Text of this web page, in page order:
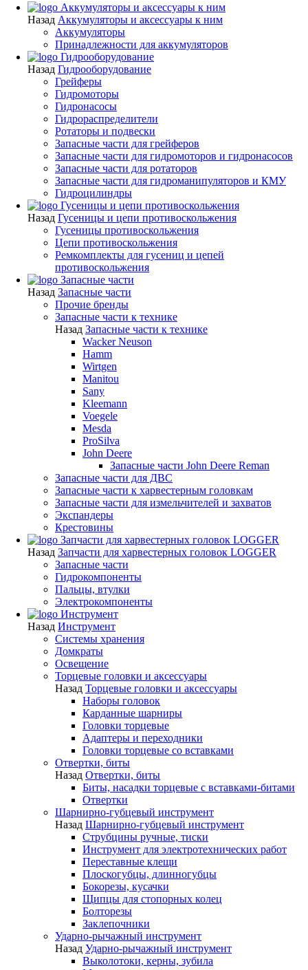
Аккумуляторы и аксессуары к ним
Назад Аккумуляторы и аксессуары к ним
Аккумуляторы
Принадлежности для аккумуляторов
Гидрооборудование
Назад Гидрооборудование
Грейферы
Гидромоторы
Гидронасосы
Гидрораспределители
Ротаторы и подвески
Запасные части для грейферов
Запасные части для гидромоторов и гидронасосов
Запасные части для ротаторов
Запасные части для гидроманипуляторов и КМУ
Гидроцилиндры
Гусеницы и цепи противоскольжения
Назад Гусеницы и цепи противоскольжения
Гусеницы противоскольжения
Цепи противоскольжения
Ремкомплекты для гусениц и цепей
противоскольжения
Запасные части
Назад Запасные части
Прочие бренды
Запасные части к технике
Назад Запасные части к технике
Wacker Neuson
Hamm
Wirtgen
Manitou
Sany
Kleemann
Voegele
Mesda
ProSilva
John Deere
Запасные части John Deere Reman
Запасные части для ДВС
Запасные части к харвестерным головкам
Запасные части для измельчителей и захватов
Экспандеры
Крестовины
Запчасти для харвестерных головок LOGGER
Назад Запчасти для харвестерных головок LOGGER
Запасные части
Гидрокомпоненты
Пальцы, втулки
Электрокомпоненты
Инструмент
Назад Инструмент
Системы хранения
Домкраты
Освещение
Торцевые головки и аксессуары
Назад Торцевые головки и аксессуары
Наборы головок
Карданные шарниры
Головки торцевые
Адаптеры и переходники
Головки торцевые со вставками
Отвертки, биты
Назад Отвертки, биты
Биты, насадки торцевые с вставками-битами
Отвертки
Шарнирно-губцевый инструмент
Назад Шарнирно-губцевый инструмент
Струбцины ручные, тиски
Инструмент для электротехнических работ
Переставные клещи
Плоскогубцы, длинногубцы
Бокорезы, кусачки
Щипцы для стопорных колец
Болторезы
Заклепочники
Ударно-рычажный инструмент
Назад Ударно-рычажный инструмент
Выколотоки, керны, зубила